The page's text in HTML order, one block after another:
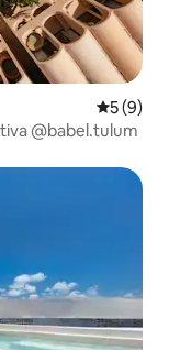
5 de
5 (9)
@babel.tulum